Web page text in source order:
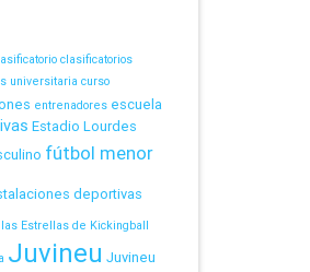
clasificatorios
universitaria curso
entrenadores escuela
Estadio Lourdes
fútbol menor
deportivas
Estrellas de Kickingball
Juvineu Juvineu